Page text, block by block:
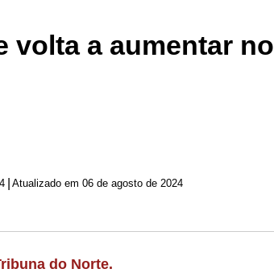
volta a aumentar no
Atualizado em 06 de agosto de 2024
do Norte.